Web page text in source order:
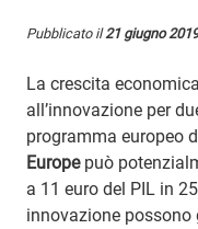
Pubblicato il21 giugno 2019
La crescita
all’innovazione per
programma europeo
Europepuò
a 11 euro del PIL in
innovazione possono